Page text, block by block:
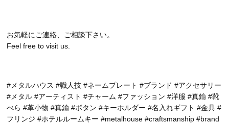
お気軽にご連絡、ご相談下さい。
Feel free to visit us.
#メタルハウス #職人技 #ネームプレート #ブランド #アクセサリー
#メタル #アーティスト #チャーム #ファッション #洋服 #真鍮 #靴
べら #革小物 #真鍮 #ボタン #キーホルダー #名入れギフト #金具 #
フリンジ #ホテルルームキー #metalhouse #craftsmanship #brand